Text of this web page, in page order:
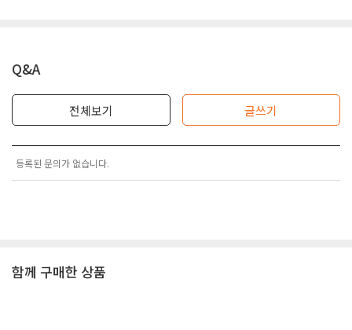
Q&A
전체보기 글쓰기
등록된 문의가 없습니다.
함께 구매한 상품